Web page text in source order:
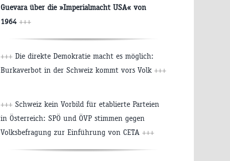
Guevara über die »Imperialmacht USA« von
1964 +++
+++ Die direkte Demokratie macht es möglich:
Burkaverbot in der Schweiz kommt vors Volk +++
+++ Schweiz kein Vorbild für etablierte Parteien
in Österreich: SPÖ und ÖVP stimmen gegen
Volksbefragung zur Einführung von CETA +++